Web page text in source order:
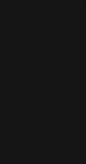
en nueva ventana)
en nueva ventana)